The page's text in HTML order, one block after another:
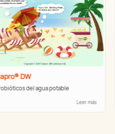
DW
del agua potable
Leer más